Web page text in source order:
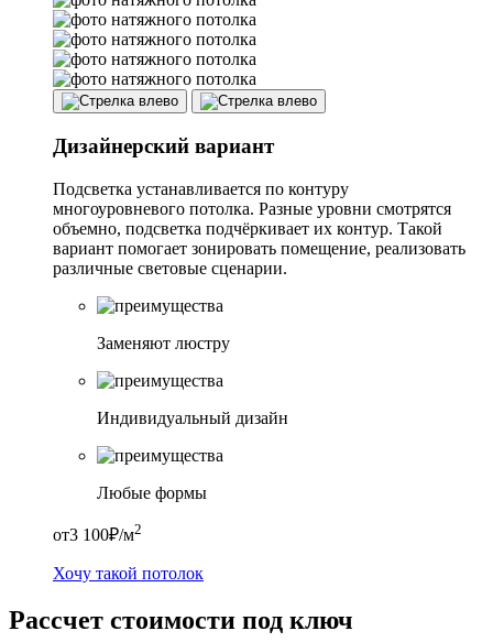
Дизайнерский вариант
Подсветка устанавливается по контуру
многоуровневого потолка. Разные уровни смотрятся
объемно, подсветка подчёркивает их контур. Такой
вариант помогает зонировать помещение, реализовать
различные световые сценарии.
Заменяют люстру
Индивидуальный дизайн
Любые формы
от3 100₽/м2
Хочу такой потолок
Рассчет стоимости под ключ